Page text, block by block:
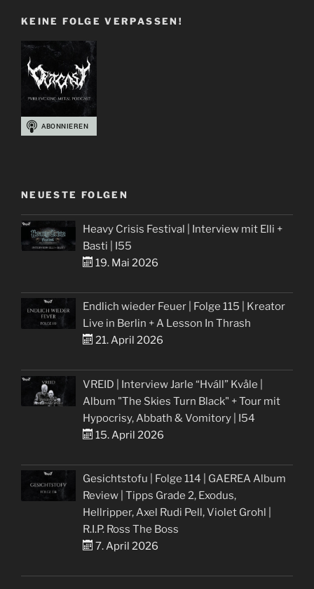
–
Metal
Album
Cover
Best-
KEINE FOLGE VERPASSEN!
NEUESTE FOLGEN
Heavy Crisis Festival | Interview mit Elli +
Basti | I55
19. Mai 2026
Endlich wieder Feuer | Folge 115 | Kreator
Live in Berlin + A Lesson In Thrash
21. April 2026
VREID | Interview Jarle “Hváll” Kvåle |
Album "The Skies Turn Black" + Tour mit
Hypocrisy, Abbath & Vomitory | I54
15. April 2026
Gesichtstofu | Folge 114 | GAEREA Album
Review | Tipps Grade 2, Exodus,
Hellripper, Axel Rudi Pell, Violet Grohl |
R.I.P. Ross The Boss
7. April 2026